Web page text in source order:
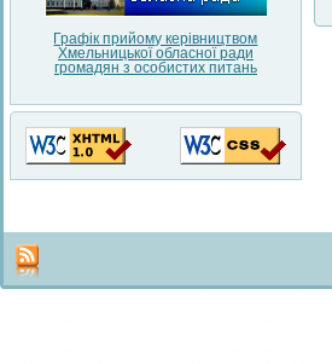
Графік прийому керівництвом
Хмельницької обласної ради
громадян з особистих питань